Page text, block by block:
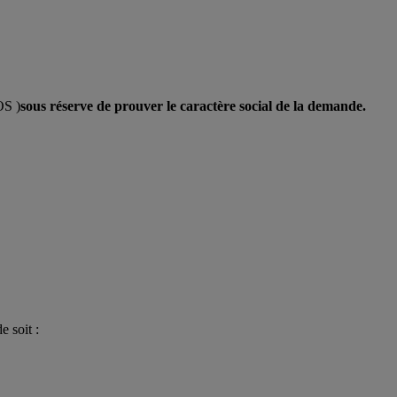
)sous réserve de prouver le caractère social de la demande.
soit :